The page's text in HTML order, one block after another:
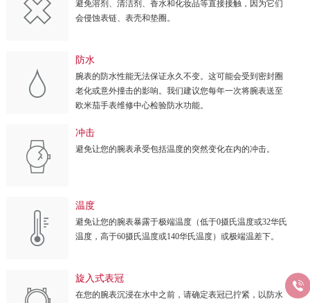
避免溶剂、清洁剂、香水和化妆品等直接接触，因为它们
会侵蚀表链、表壳和垫圈。
防水
腕表的防水性能无法保证永久不变。这可能会受到密封圈
老化或意外撞击的影响。我们建议您每年一次将腕表送至
欧米茄手表维修中心检验防水功能。
冲击
避免让您的腕表承受包括温度的突然变化在内的冲击。
温度
避免让您的腕表暴露于极端温度（低于0摄氏温度或32华氏
温度，高于60摄氏温度或140华氏温度）或极端温差下。
旋入式表冠
在您的腕表沉浸在水中之前，请确定表冠已拧紧，以防水
